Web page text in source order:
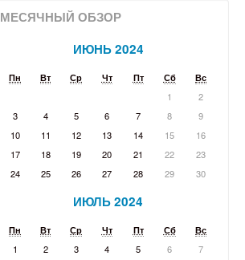
МЕСЯЧНЫЙ ОБЗОР
ИЮНЬ 2024
Пн Вт Ср Чт Пт Сб
Вс
1
2
3
4 5 6 7 8
9
10
11 12 13 14 15
16
17
18 19 20 21 22
23
24
25 26 27 28 29 30
ИЮЛЬ 2024
Пн Вт Ср Чт Пт Сб
Вс
1
2 3 4 5 6
7